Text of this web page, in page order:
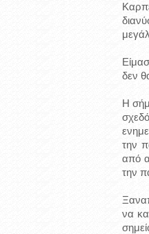
δεν
Η
την
από
την
να